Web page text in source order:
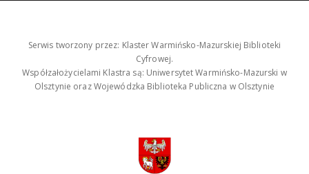
Serwis tworzony przez: Klaster Warmińsko-Mazurskiej Biblioteki
Cyfrowej.
Współzałożycielami Klastra są: Uniwersytet Warmińsko-Mazurski w
Olsztynie oraz Wojewódzka Biblioteka Publiczna w Olsztynie